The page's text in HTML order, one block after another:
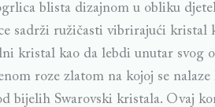
blista dizajnom u obliku
sadrži ružičasti vibrirajući kristal
kristal kao da lebdi unutar svog
roze zlatom na kojoj se
bijelih Swarovski kristala. Ovaj